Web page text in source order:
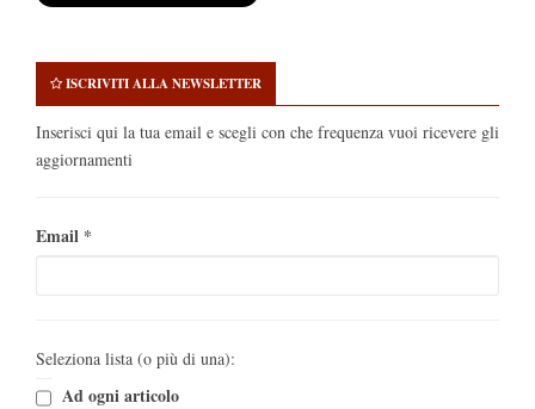
ISCRIVITI ALLA NEWSLETTER
Inserisci qui la tua email e scegli con che frequenza vuoi ricevere gli
aggiornamenti
Email *
Seleziona lista (o più di una):
Ad ogni articolo